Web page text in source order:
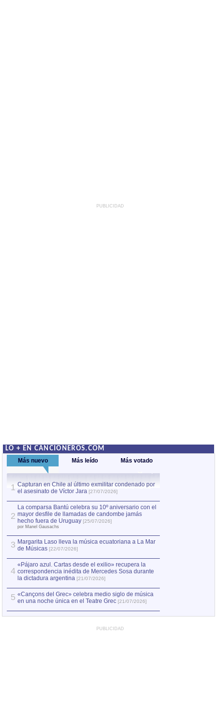
PUBLICIDAD
LO + EN CANCIONEROS.COM
Más nuevo Más leído Más votado
1 Capturan en Chile al último exmilitar condenado por
el asesinato de Víctor Jara [27/07/2026]
2
La comparsa Bantú celebra su 10º aniversario con el
mayor desfile de llamadas de candombe jamás
hecho fuera de Uruguay [25/07/2026]
por Manel Gausachs
3 Margarita Laso lleva la música ecuatoriana a La Mar
de Músicas [22/07/2026]
4
«Pájaro azul. Cartas desde el exilio» recupera la
correspondencia inédita de Mercedes Sosa durante
la dictadura argentina [21/07/2026]
5 «Cançons del Grec» celebra medio siglo de música
en una noche única en el Teatre Grec [21/07/2026]
PUBLICIDAD